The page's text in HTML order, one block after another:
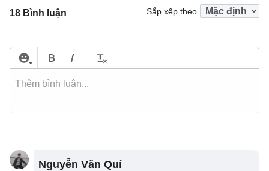
18 Bình luận Sắp xếp theo
Nguyễn Văn Quí